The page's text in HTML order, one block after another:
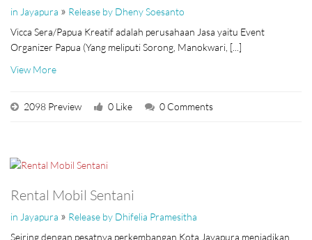
in Jayapura » Release by Dheny Soesanto
Vicca Sera/Papua Kreatif adalah perusahaan Jasa yaitu Event
Organizer Papua (Yang meliputi Sorong, Manokwari, [...]
View More
2098 Preview 0 Like 0 Comments
Rental Mobil Sentani
in Jayapura » Release by Dhifelia Pramesitha
Seiring dengan pesatnya perkembangan Kota Jayapura menjadikan